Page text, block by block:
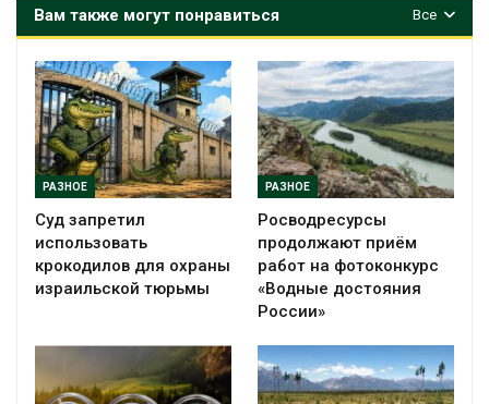
Все
Вам также могут понравиться
РАЗНОЕ
Суд запретил
использовать
крокодилов для охраны
израильской тюрьмы
РАЗНОЕ
Росводресурсы
продолжают приём
работ на фотоконкурс
«Водные достояния
России»